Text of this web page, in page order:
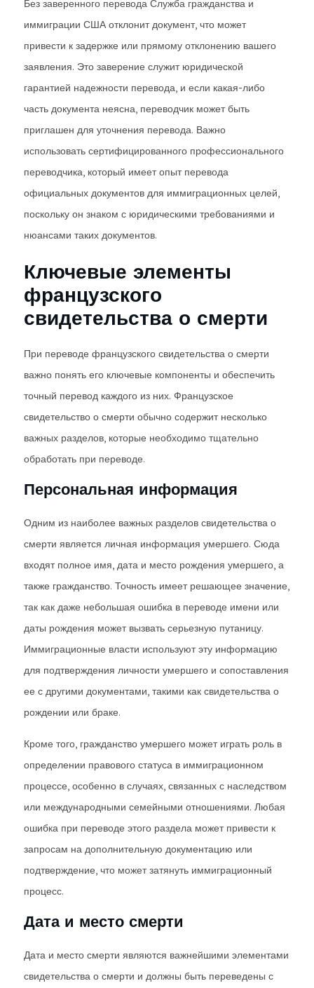
Без заверенного перевода Служба гражданства и
иммиграции США отклонит документ, что может
привести к задержке или прямому отклонению вашего
заявления. Это заверение служит юридической
гарантией надежности перевода, и если какая-либо
часть документа неясна, переводчик может быть
приглашен для уточнения перевода. Важно
использовать сертифицированного профессионального
переводчика, который имеет опыт перевода
официальных документов для иммиграционных целей,
поскольку он знаком с юридическими требованиями и
нюансами таких документов.
Ключевые элементы
французского
свидетельства о смерти
При переводе французского свидетельства о смерти
важно понять его ключевые компоненты и обеспечить
точный перевод каждого из них. Французское
свидетельство о смерти обычно содержит несколько
важных разделов, которые необходимо тщательно
обработать при переводе.
Персональная информация
Одним из наиболее важных разделов свидетельства о
смерти является личная информация умершего. Сюда
входят полное имя, дата и место рождения умершего, а
также гражданство. Точность имеет решающее значение,
так как даже небольшая ошибка в переводе имени или
даты рождения может вызвать серьезную путаницу.
Иммиграционные власти используют эту информацию
для подтверждения личности умершего и сопоставления
ее с другими документами, такими как свидетельства о
рождении или браке.
Кроме того, гражданство умершего может играть роль в
определении правового статуса в иммиграционном
процессе, особенно в случаях, связанных с наследством
или международными семейными отношениями. Любая
ошибка при переводе этого раздела может привести к
запросам на дополнительную документацию или
подтверждение, что может затянуть иммиграционный
процесс.
Дата и место смерти
Дата и место смерти являются важнейшими элементами
свидетельства о смерти и должны быть переведены с